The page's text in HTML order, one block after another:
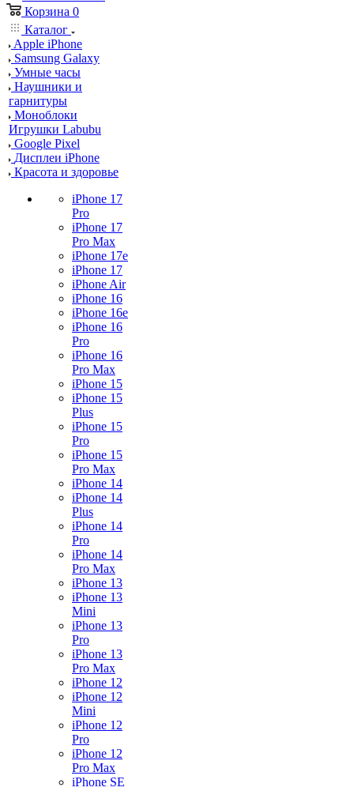
Корзина 0
Каталог
Apple iPhone
Samsung Galaxy
Умные часы
Наушники и
гарнитуры
Моноблоки
Игрушки Labubu
Google Pixel
Дисплеи iPhone
Красота и здоровье
iPhone 17
Pro
iPhone 17
Pro Max
iPhone 17e
iPhone 17
iPhone Air
iPhone 16
iPhone 16e
iPhone 16
Pro
iPhone 16
Pro Max
iPhone 15
iPhone 15
Plus
iPhone 15
Pro
iPhone 15
Pro Max
iPhone 14
iPhone 14
Plus
iPhone 14
Pro
iPhone 14
Pro Max
iPhone 13
iPhone 13
Mini
iPhone 13
Pro
iPhone 13
Pro Max
iPhone 12
iPhone 12
Mini
iPhone 12
Pro
iPhone 12
Pro Max
iPhone SE